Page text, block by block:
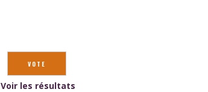
Voir les résultats